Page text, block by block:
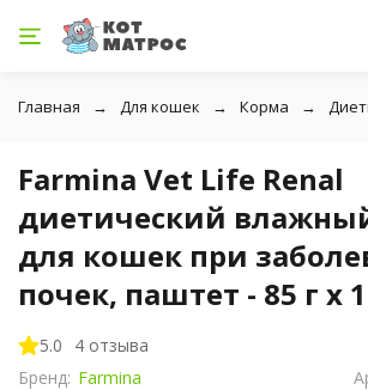
Главная Для кошек Корма
Farmina Vet Life Renal
диетический
для кошек при
почек, паштет - 85 г x
5.0
4 отзыва
Бренд: Farmina